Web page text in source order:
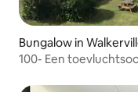
Bungalow in
100- Een